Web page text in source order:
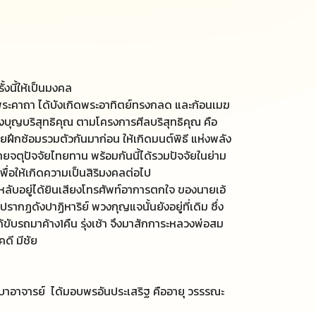
นี้ให้เป็นมงคล
คาถา ได้บังเกิดพระอาทิตย์ทรงกลด และก้อนเมฆ
งบุญบริสุทธิคุณ ตามโครงการศีลบริสุทธิคุณ คือ
ยฝึกซ้อมรวมตัวกันมาก่อน ให้เกิดมนต์พิธี แห่งพลัง
จตุปัจจัยไทยทาน พร้อมกันนี้ได้รวมปัจจัยในย่าม
อให้เกิดความเป็นสิริมงคลต่อไป
บอยู่ได้ยินเสียงโทรศัพท์อาการตกใจ ของนายเอ้
ากฏดังปาฏิหาริย์ พวงกุญแจนั้นยังอยู่ที่เดิม ซึ่ง
รถมาค้าง1คืน รุ่งเช้า จึงมาสักการะหลวงพ่อสม
ดี มีชัย
าจารย์ ได้มอบพรอันประเสริฐ คืออายุ วรรรณะ